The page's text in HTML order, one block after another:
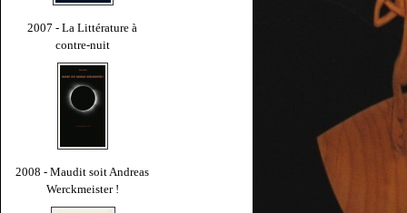
2007 - La Littérature à
contre-nuit
2008 - Maudit soit Andreas
Werckmeister !